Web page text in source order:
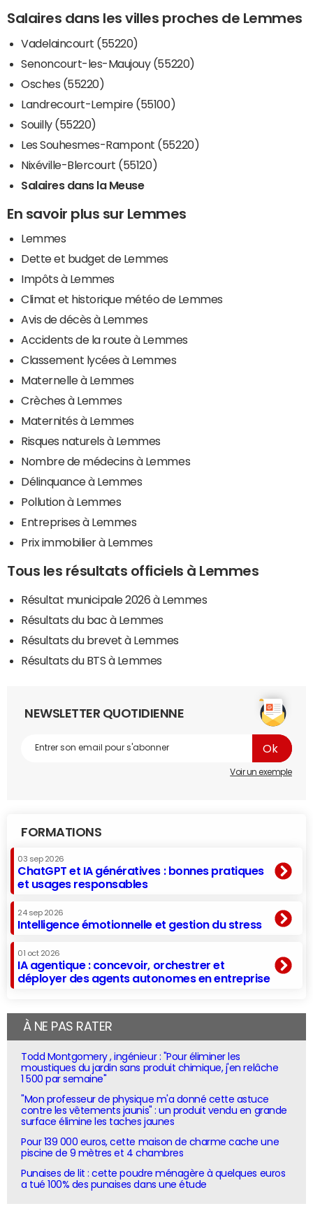
Salaires dans les villes proches de Lemmes
Vadelaincourt (55220)
Senoncourt-les-Maujouy (55220)
Osches (55220)
Landrecourt-Lempire (55100)
Souilly (55220)
Les Souhesmes-Rampont (55220)
Nixéville-Blercourt (55120)
Salaires dans la Meuse
En savoir plus sur Lemmes
Lemmes
Dette et budget de Lemmes
Impôts à Lemmes
Climat et historique météo de Lemmes
Avis de décès à Lemmes
Accidents de la route à Lemmes
Classement lycées à Lemmes
Maternelle à Lemmes
Crèches à Lemmes
Maternités à Lemmes
Risques naturels à Lemmes
Nombre de médecins à Lemmes
Délinquance à Lemmes
Pollution à Lemmes
Entreprises à Lemmes
Prix immobilier à Lemmes
Tous les résultats officiels à Lemmes
Résultat municipale 2026 à Lemmes
Résultats du bac à Lemmes
Résultats du brevet à Lemmes
Résultats du BTS à Lemmes
NEWSLETTER QUOTIDIENNE
Voir un exemple
FORMATIONS
03 sep 2026
ChatGPT et IA génératives : bonnes pratiques
et usages responsables
24 sep 2026
Intelligence émotionnelle et gestion du stress
01 oct 2026
IA agentique : concevoir, orchestrer et
déployer des agents autonomes en entreprise
À NE PAS RATER
Todd Montgomery , ingénieur : "Pour éliminer les
moustiques du jardin sans produit chimique, j'en relâche
1 500 par semaine"
"Mon professeur de physique m'a donné cette astuce
contre les vêtements jaunis" : un produit vendu en grande
surface élimine les taches jaunes
Pour 139 000 euros, cette maison de charme cache une
piscine de 9 mètres et 4 chambres
Punaises de lit : cette poudre ménagère à quelques euros
a tué 100% des punaises dans une étude